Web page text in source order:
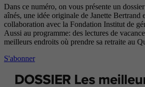
Dans ce numéro, on vous présente un
aînés, une idée originale de Janette Bertrand
collaboration avec la Fondation Institut de
Aussi au programme: des lectures de
meilleurs endroits où prendre sa retraite au
S'abonner